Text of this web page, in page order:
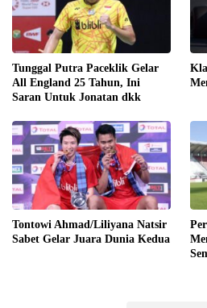
Tunggal Putra Paceklik Gelar
All England 25 Tahun, Ini
Saran Untuk Jonatan dkk
Tontowi Ahmad/Liliyana Natsir
Sabet Gelar Juara Dunia Kedua